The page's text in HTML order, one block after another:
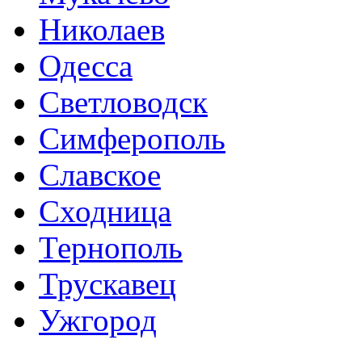
Николаев
Одесса
Светловодск
Симферополь
Славское
Сходница
Тернополь
Трускавец
Ужгород